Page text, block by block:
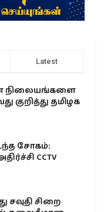
Latest
நிலையங்களை
குறித்து தமிழக
சோகம்:
CCTV
சவுதி சிறை